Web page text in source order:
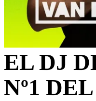
EL DJ
Nº1